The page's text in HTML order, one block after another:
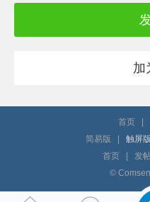
加
首页
简易版
触屏版
首页
发
©